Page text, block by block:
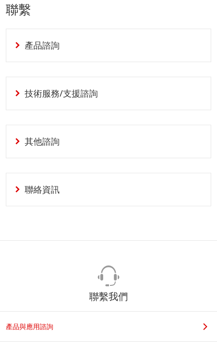
聯繫
產品諮詢
技術服務/支援諮詢
其他諮詢
聯絡資訊
聯繫我們
產品與應用諮詢